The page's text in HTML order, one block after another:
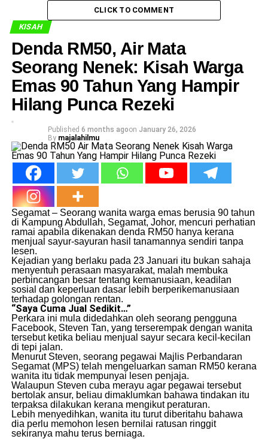
CLICK TO COMMENT
KISAH
Denda RM50, Air Mata
Seorang Nenek: Kisah Warga
Emas 90 Tahun Yang Hampir
Hilang Punca Rezeki
Published 6 months agoon January 26, 2026
By majalahilmu
Segamat – Seorang wanita warga emas berusia 90 tahun
di Kampung Abdullah, Segamat, Johor, mencuri perhatian
ramai apabila dikenakan denda RM50 hanya kerana
menjual sayur-sayuran hasil tanamannya sendiri tanpa
lesen.
Kejadian yang berlaku pada 23 Januari itu bukan sahaja
menyentuh perasaan masyarakat, malah membuka
perbincangan besar tentang kemanusiaan, keadilan
sosial dan keperluan dasar lebih berperikemanusiaan
terhadap golongan rentan.
“Saya Cuma Jual Sedikit…”
Perkara ini mula didedahkan oleh seorang pengguna
Facebook, Steven Tan, yang terserempak dengan wanita
tersebut ketika beliau menjual sayur secara kecil-kecilan
di tepi jalan.
Menurut Steven, seorang pegawai Majlis Perbandaran
Segamat (MPS) telah mengeluarkan saman RM50 kerana
wanita itu tidak mempunyai lesen penjaja.
Walaupun Steven cuba merayu agar pegawai tersebut
bertolak ansur, beliau dimaklumkan bahawa tindakan itu
terpaksa dilakukan kerana mengikut peraturan.
Lebih menyedihkan, wanita itu turut diberitahu bahawa
dia perlu memohon lesen bernilai ratusan ringgit
sekiranya mahu terus berniaga.